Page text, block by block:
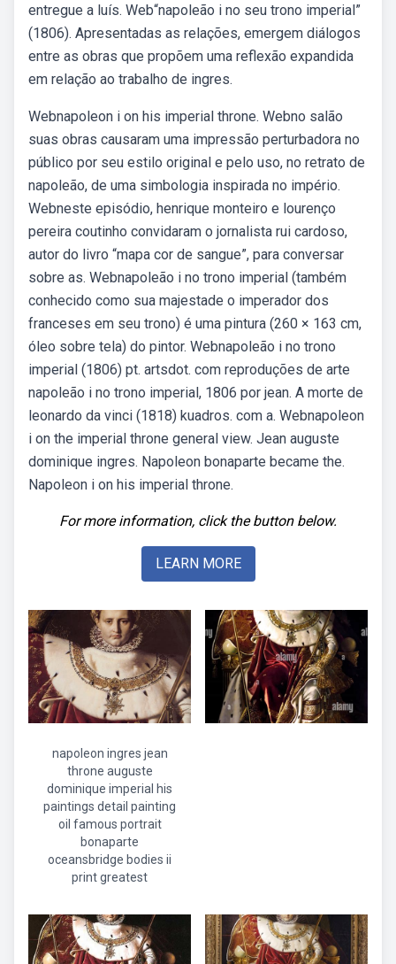
entregue a luís. Web“napoleão i no seu trono imperial”
(1806). Apresentadas as relações, emergem diálogos
entre as obras que propõem uma reflexão expandida
em relação ao trabalho de ingres.
Webnapoleon i on his imperial throne. Webno salão
suas obras causaram uma impressão perturbadora no
público por seu estilo original e pelo uso, no retrato de
napoleão, de uma simbologia inspirada no império.
Webneste episódio, henrique monteiro e lourenço
pereira coutinho convidaram o jornalista rui cardoso,
autor do livro “mapa cor de sangue”, para conversar
sobre as. Webnapoleão i no trono imperial (também
conhecido como sua majestade o imperador dos
franceses em seu trono) é uma pintura (260 × 163 cm,
óleo sobre tela) do pintor. Webnapoleão i no trono
imperial (1806) pt. artsdot. com reproduções de arte
napoleão i no trono imperial, 1806 por jean. A morte de
leonardo da vinci (1818) kuadros. com a. Webnapoleon
i on the imperial throne general view. Jean auguste
dominique ingres. Napoleon bonaparte became the.
Napoleon i on his imperial throne.
For more information, click the button below.
LEARN MORE
napoleon ingres jean
throne auguste
dominique imperial his
paintings detail painting
oil famous portrait
bonaparte
oceansbridge bodies ii
print greatest